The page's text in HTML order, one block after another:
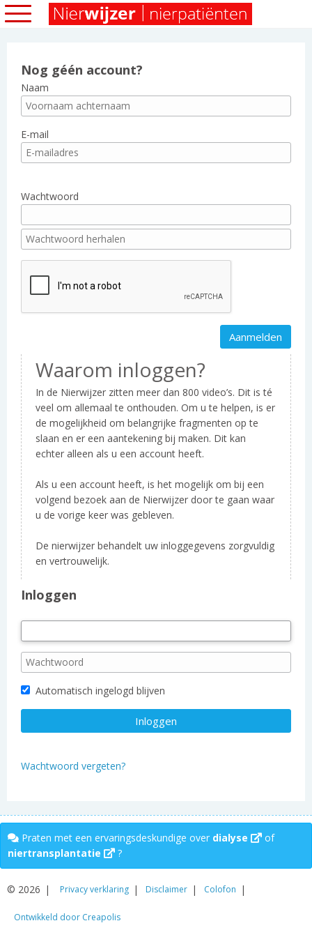
Nog géén account?
Naam
E-mail
Wachtwoord
Waarom inloggen?
In de Nierwijzer zitten meer dan 800 video’s. Dit is té
veel om allemaal te onthouden. Om u te helpen, is er
de mogelijkheid om belangrijke fragmenten op te
slaan en er een aantekening bij maken. Dit kan
echter alleen als u een account heeft.
Als u een account heeft, is het mogelijk om bij een
volgend bezoek aan de Nierwijzer door te gaan waar
u de vorige keer was gebleven.
De nierwijzer behandelt uw inloggegevens zorgvuldig
en vertrouwelijk.
Inloggen
Automatisch ingelogd blijven
Wachtwoord vergeten?
Praten met een ervaringsdeskundige over dialyse
of
niertransplantatie
?
© 2026 Privacy verklaring Disclaimer Colofon
Ontwikkeld door Creapolis